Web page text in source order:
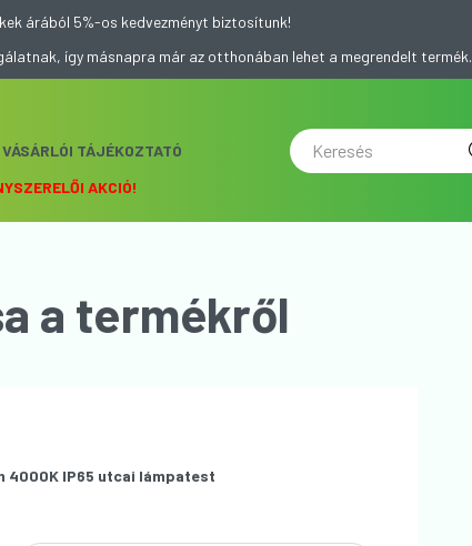
árából 5%-os kedvezményt biztosítunk!
így másnapra már az otthonában lehet a megrendelt termék.
TÁJÉKOZTATÓ
AKCIÓ!
a termékről
4000K IP65 utcai lámpatest